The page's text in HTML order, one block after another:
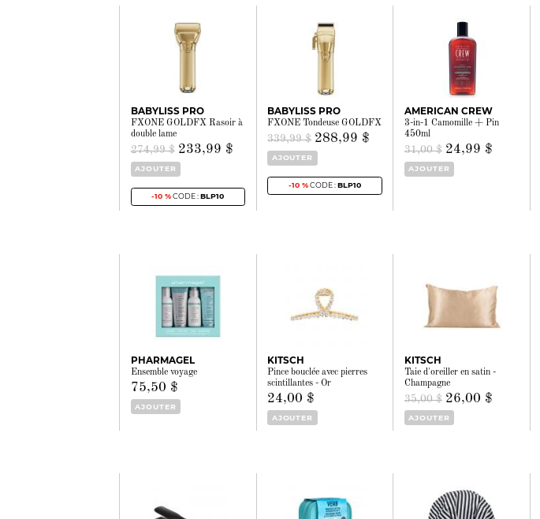
BABYLISS PRO
FXONE GOLDFX Rasoir à
double lame
274,99 $ 233,99 $
AJOUTER
-10 %CODE :BLP10
BABYLISS PRO
FXONE Tondeuse GOLDFX
339,99 $ 288,99 $
AJOUTER
-10 %CODE :BLP10
AMERICAN CREW
3-in-1 Camomille + Pin
450ml
31,00 $ 24,99 $
AJOUTER
PHARMAGEL
Ensemble voyage
75,50 $
AJOUTER
KITSCH
Pince bouclée avec pierres
scintillantes - Or
24,00 $
AJOUTER
KITSCH
Taie d'oreiller en satin -
Champagne
35,00 $ 26,00 $
AJOUTER